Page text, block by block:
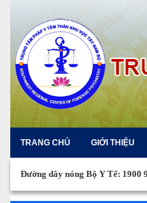
TRANG CHỦ GIỚI THIỆU
Đường dây nóng Bộ Y Tế: 1900